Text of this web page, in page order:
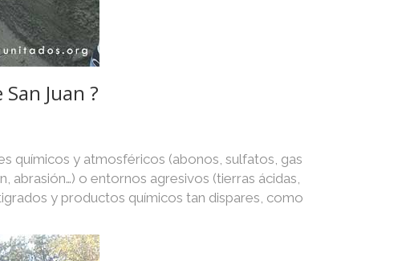
Juan ?
químicos y atmosféricos (abonos, sulfatos, gas
abrasión…) o entornos agresivos (tierras ácidas,
y productos químicos tan dispares, como